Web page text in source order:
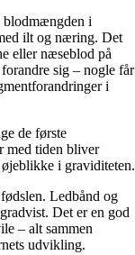
blodmængden i
ilt og næring. Det
eller næseblod på
sig – nogle får
i
de første
med tiden bliver
i graviditeten.
Ledbånd og
Det er en god
– alt sammen
udvikling.